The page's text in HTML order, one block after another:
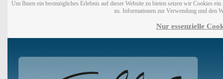
Um Ihnen ein bestmögliches Erlebnis auf dieser Website zu bieten setzen wir Cookies
zu. Informationen zur Verwendung und den
Nur essenzielle